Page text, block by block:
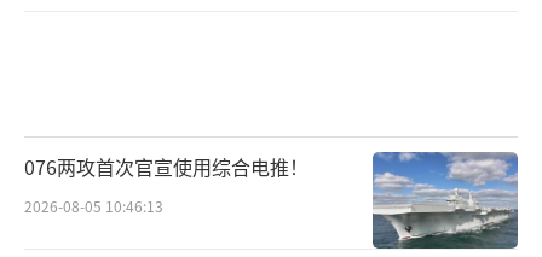
076两攻首次官宣使用综合电推！
2026-08-05 10:46:13